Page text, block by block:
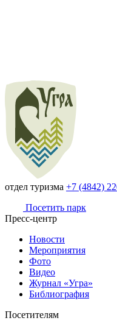
отдел туризма +7 (4842)
Посетить парк
Пресс-центр
Новости
Мероприятия
Фото
Видео
Журнал «Угра»
Библиография
Посетителям